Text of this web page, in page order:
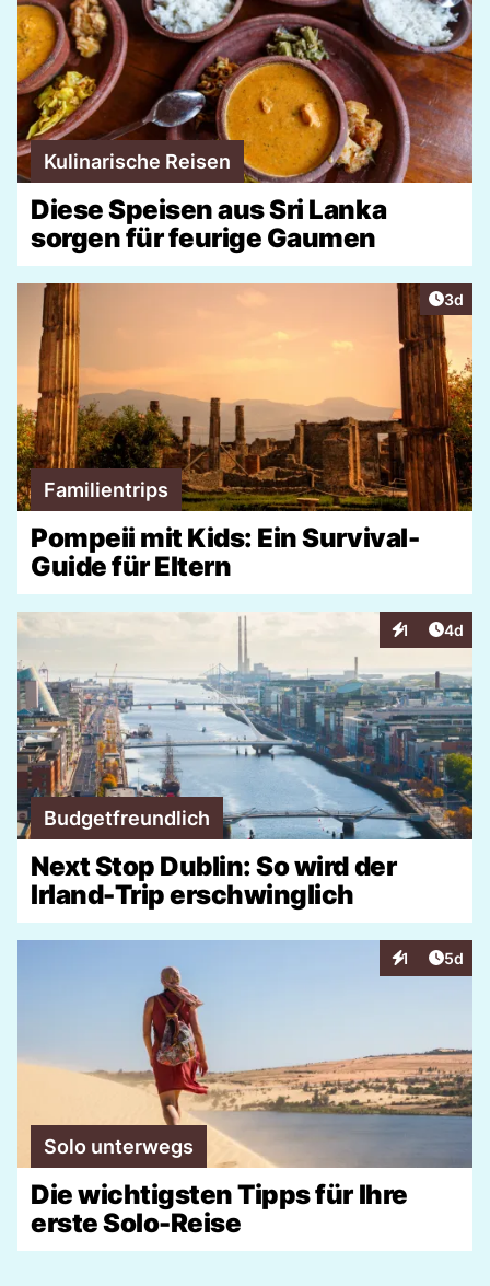
Kulinarische Reisen
Diese Speisen aus Sri Lanka
sorgen für feurige Gaumen
3d
Familientrips
Pompeii mit Kids: Ein Survival-
Guide für Eltern
1
Interaktionen
4d
Budgetfreundlich
Next Stop Dublin: So wird der
Irland-Trip erschwinglich
1
Interaktionen
5d
Solo unterwegs
Die wichtigsten Tipps für Ihre
erste Solo-Reise